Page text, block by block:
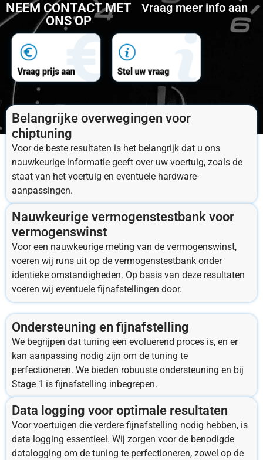
NEEM CONTACT MET
ONS OP
Vraag meer info aan
Belangrijke overwegingen voor
chiptuning
Voor de beste resultaten is het belangrijk dat u ons
nauwkeurige informatie geeft over uw voertuig, zoals de
staat van het voertuig en eventuele hardware-
aanpassingen.
Nauwkeurige vermogenstestbank voor
vermogenswinst
Voor een nauwkeurige meting van de vermogenswinst,
voeren wij runs uit op de vermogenstestbank onder
identieke omstandigheden. Op basis van deze resultaten
voeren wij eventuele fijnafstellingen door.
Ondersteuning en fijnafstelling
We begrijpen dat tuning een evoluerend proces is, en er
kan aanpassing nodig zijn om de tuning te
perfectioneren. We bieden robuuste ondersteuning en bij
Stage 1 is fijnafstelling inbegrepen.
Data logging voor optimale resultaten
Voor voertuigen die verdere fijnafstelling nodig hebben, is
data logging essentieel. Wij zorgen voor de benodigde
datalogging om de tuning te perfectioneren, zowel op de